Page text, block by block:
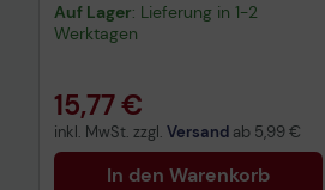
Auf Lager: Lieferung in 1-2
Werktagen
15,77 €
inkl. MwSt. zzgl. Versand ab 5,99 €
In den Warenkorb